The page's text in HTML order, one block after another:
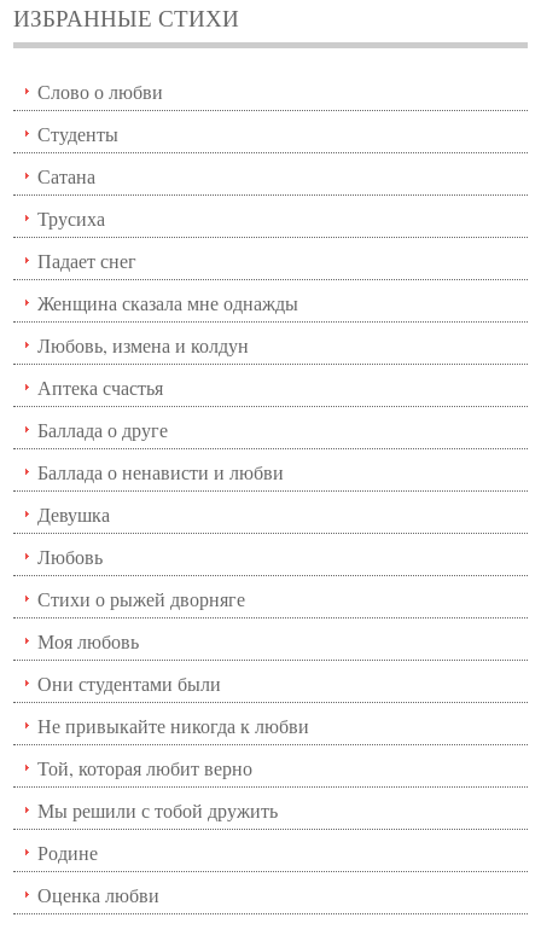
ИЗБРАННЫЕ СТИХИ
Слово о любви
Студенты
Сатана
Трусиха
Падает снег
Женщина сказала мне однажды
Любовь, измена и колдун
Аптека счастья
Баллада о друге
Баллада о ненависти и любви
Девушка
Любовь
Стихи о рыжей дворняге
Моя любовь
Они студентами были
Не привыкайте никогда к любви
Той, которая любит верно
Мы решили с тобой дружить
Родине
Оценка любви